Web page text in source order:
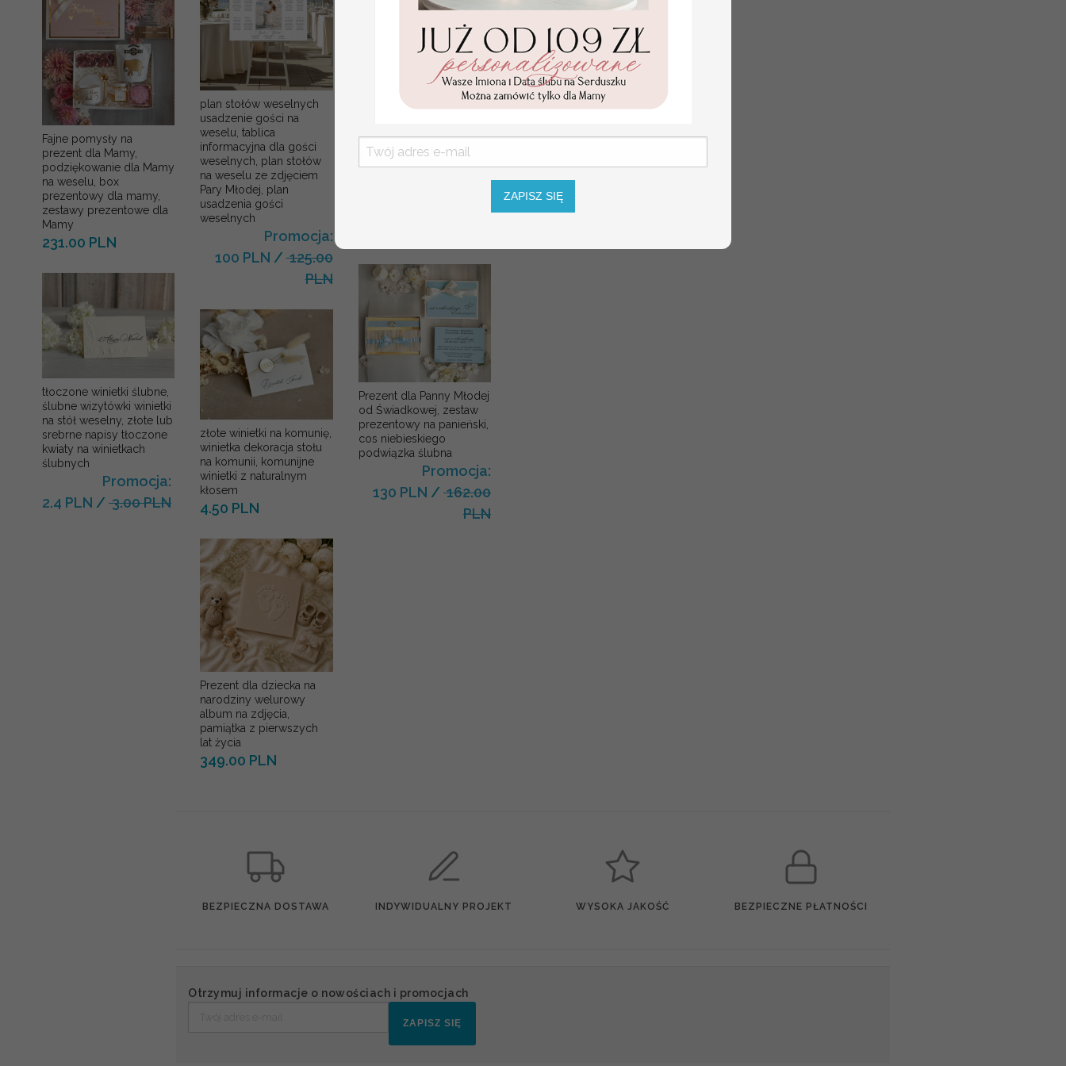
Fajne pomysły na
prezent dla Mamy,
podziękowanie dla Mamy
na weselu, box
prezentowy dla mamy,
zestawy prezentowe dla
Mamy
231.00 PLN
tłoczone winietki ślubne,
ślubne wizytówki winietki
na stół weselny, złote lub
srebrne napisy tłoczone
kwiaty na winietkach
ślubnych
Promocja:
2.4 PLN / 3.00 PLN
plan stołów weselnych
usadzenie gości na
weselu, tablica
informacyjna dla gości
weselnych, plan stołów
na weselu ze zdjęciem
Pary Młodej, plan
usadzenia gości
weselnych
Promocja:
100 PLN /125.00
PLN
złote winietki na komunię,
winietka dekoracja stołu
na komunii, komunijne
winietki z naturalnym
kłosem
4.50 PLN
Prezent dla dziecka na
narodziny welurowy
album na zdjęcia,
pamiątka z pierwszych
lat życia
349.00 PLN
Komunijne
kwiaty , Flowerbox Serce
podziękowania dla
Prezent dla Panny Młodej
od Świadkowej, zestaw
prezentowy na panieński,
cos niebieskiego
podwiązka ślubna
Promocja:
130 PLN / 162.00
PLN
BEZPIECZNA DOSTAWA INDYWIDUALNY PROJEKT WYSOKA JAKOŚĆ BEZPIECZNE PŁATNOŚCI
Otrzymuj informacje o nowościach i promocjach
ZAPISZ SIĘ
ZAPISZ SIĘ